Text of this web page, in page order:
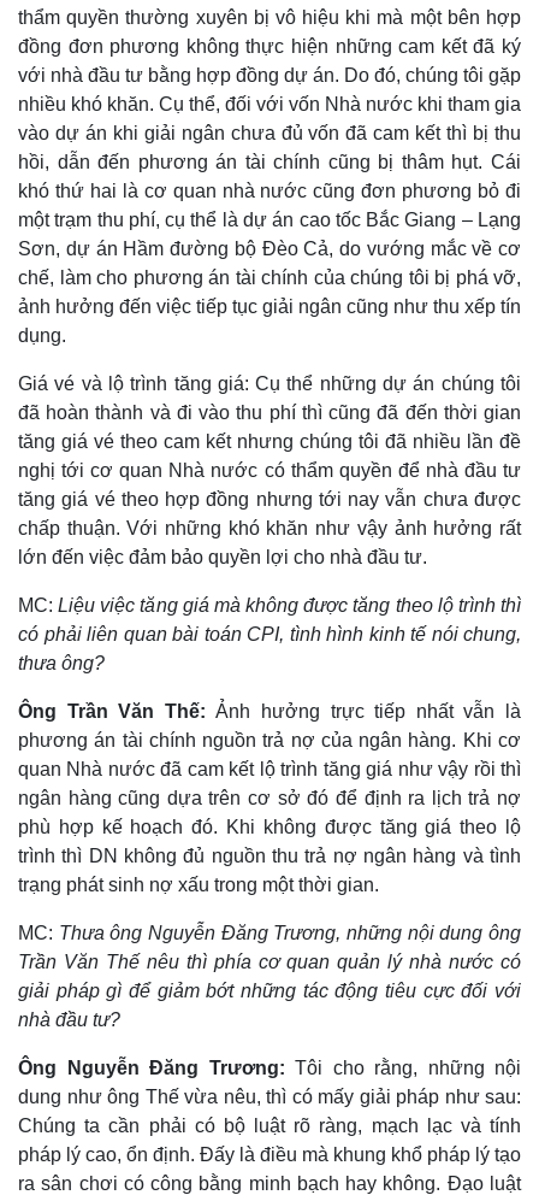
Bóng đá
Lịch thi đấu bóng đá
Thế giới thể thao
eSports
Hậu trường
Ô tô
Xe máy
Tư vấn
thẩm quyền thường xuyên bị vô hiệu khi mà một bên hợp
đồng đơn phương không thực hiện những cam kết đã ký
với nhà đầu tư bằng hợp đồng dự án. Do đó, chúng tôi gặp
nhiều khó khăn. Cụ thể, đối với vốn Nhà nước khi tham gia
vào dự án khi giải ngân chưa đủ vốn đã cam kết thì bị thu
hồi, dẫn đến phương án tài chính cũng bị thâm hụt. Cái
khó thứ hai là cơ quan nhà nước cũng đơn phương bỏ đi
một trạm thu phí, cụ thể là dự án cao tốc Bắc Giang – Lạng
Sơn, dự án Hầm đường bộ Đèo Cả, do vướng mắc về cơ
chế, làm cho phương án tài chính của chúng tôi bị phá vỡ,
ảnh hưởng đến việc tiếp tục giải ngân cũng như thu xếp tín
dụng.
Giá vé và lộ trình tăng giá: Cụ thể những dự án chúng tôi
đã hoàn thành và đi vào thu phí thì cũng đã đến thời gian
tăng giá vé theo cam kết nhưng chúng tôi đã nhiều lần đề
nghị tới cơ quan Nhà nước có thẩm quyền để nhà đầu tư
tăng giá vé theo hợp đồng nhưng tới nay vẫn chưa được
chấp thuận. Với những khó khăn như vậy ảnh hưởng rất
lớn đến việc đảm bảo quyền lợi cho nhà đầu tư.
MC: Liệu việc tăng giá mà không được tăng theo lộ trình thì
có phải liên quan bài toán CPI, tình hình kinh tế nói chung,
thưa ông?
Ông Trần Văn Thế:Ảnh hưởng trực tiếp nhất vẫn là
phương án tài chính nguồn trả nợ của ngân hàng. Khi cơ
quan Nhà nước đã cam kết lộ trình tăng giá như vậy rồi thì
ngân hàng cũng dựa trên cơ sở đó để định ra lịch trả nợ
phù hợp kế hoạch đó. Khi không được tăng giá theo lộ
trình thì DN không đủ nguồn thu trả nợ ngân hàng và tình
trạng phát sinh nợ xấu trong một thời gian.
MC: Thưa ông Nguyễn Đăng Trương, những nội dung ông
Trần Văn Thế nêu thì phía cơ quan quản lý nhà nước có
giải pháp gì để giảm bớt những tác động tiêu cực đối với
nhà đầu tư?
Ông Nguyễn Đăng Trương: Tôi cho rằng, những nội
dung như ông Thế vừa nêu, thì có mấy giải pháp như sau:
Chúng ta cần phải có bộ luật rõ ràng, mạch lạc và tính
pháp lý cao, ổn định. Đấy là điều mà khung khổ pháp lý tạo
ra sân chơi có công bằng minh bạch hay không. Đạo luật